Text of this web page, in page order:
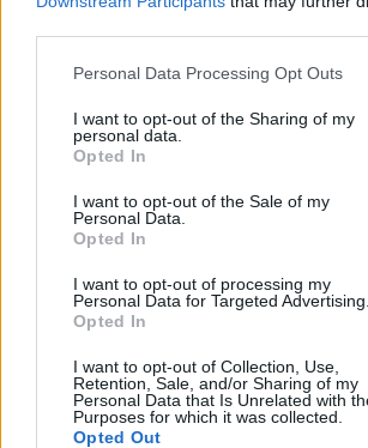
Personal Data Processing Opt Outs
I want to opt-out of the Sharing of my
personal data.
Opted In
I want to opt-out of the Sale of my
Personal Data.
Opted In
I want to opt-out of processing my
Personal Data for Targeted Advertising.
Opted In
I want to opt-out of Collection, Use,
Retention, Sale, and/or Sharing of my
Personal Data that Is Unrelated with
Purposes for which it was collected.
Opted Out
χρόνο μετά
Ο προγραμματισμός της Marvel έχει
αναβολές και μεταφορές που
τελευταίο χρόνο η πανδημία.